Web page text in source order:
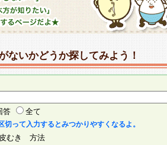
ないかどうか探してみよう！
答 全て
切って入力するとみつかりやすくなるよ。
き 方法